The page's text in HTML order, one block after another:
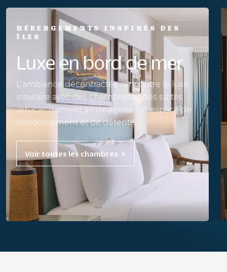
HÉBERGEMENTS INSPIRÉS DES
ÎLES
Luxe en bord de mer
L'ambiance décontractée rencontre le luxe
insulaire avec des chambres et des suites
astucieusement aménagées. Un espace de
ressourcement et de détente.
Voir toutes les chambres